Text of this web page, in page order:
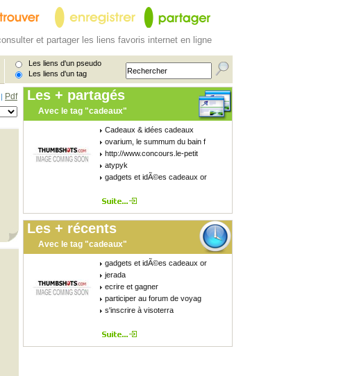
et partager les liens favoris internet en ligne
Les liens d'un pseudo
Les liens d'un tag
| Pdf Les + partagés
Avec le tag "cadeaux"
Cadeaux & idées cadeaux
ovarium, le summum du bain f
http://www.concours.le-petit
atypyk
gadgets et idÃ©es cadeaux or
Les + récents
Avec le tag "cadeaux"
gadgets et idÃ©es cadeaux or
jerada
ecrire et gagner
participer au forum de voyag
s'inscrire à visoterra